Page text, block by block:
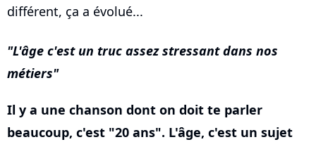
différent, ça a évolué...
L'âge c'est un truc assez stressant dans nos
métiers
Il y a une chanson dont on doit te parler
beaucoup, c'est "20 ans". L'âge, c'est un sujet